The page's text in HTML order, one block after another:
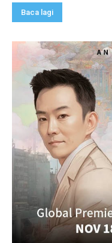
Baca lagi